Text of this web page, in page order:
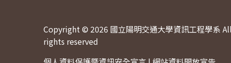
Copyright © 2026 國立陽明交通大學資訊工程學系 All
rights reserved